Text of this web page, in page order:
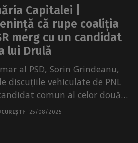
Capitalei |
că rupe coaliția
merg cu un candidat
lui Drulă
al PSD, Sorin Grindeanu,
discuțiile vehiculate de PNL
comun al celor două
25/08/2025